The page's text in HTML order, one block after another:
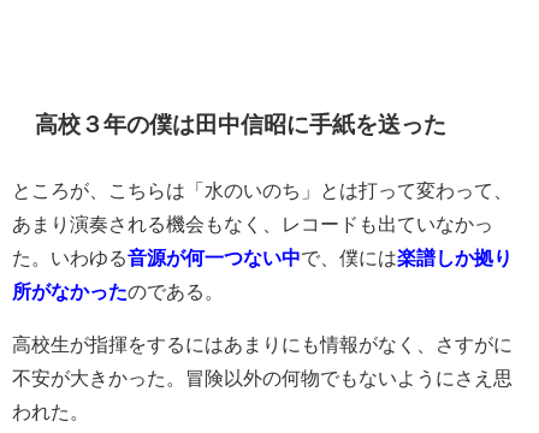
高校３年の僕は田中信昭に手紙を送った
ところが、こちらは「水のいのち」とは打って変わって、
あまり演奏される機会もなく、レコードも出ていなかっ
た。いわゆる音源が何一つない中で、僕には楽譜しか拠り
所がなかったのである。
高校生が指揮をするにはあまりにも情報がなく、さすがに
不安が大きかった。冒険以外の何物でもないようにさえ思
われた。